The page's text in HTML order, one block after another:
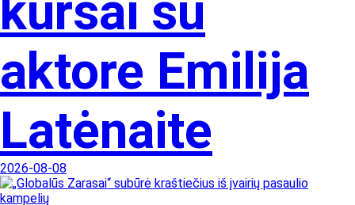
kursai su
aktore Emilija
Latėnaite
2026-08-08